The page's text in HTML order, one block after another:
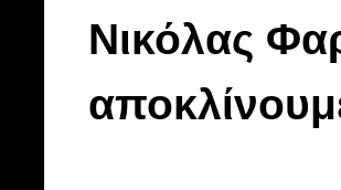
Νικόλας